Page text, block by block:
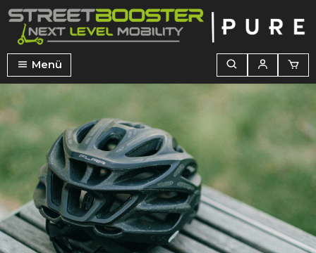
springen
Menü